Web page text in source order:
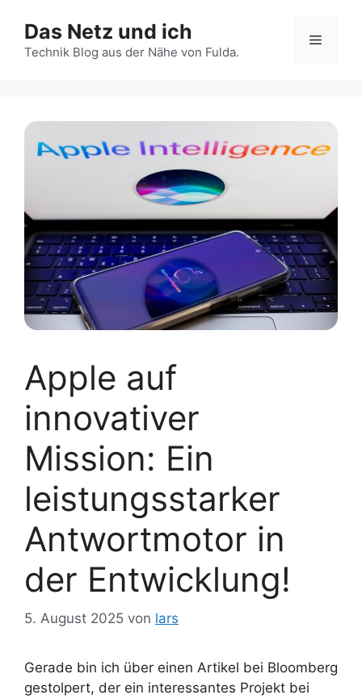
Inhalt
springen
Das Netz und ich
Technik Blog aus der Nähe von Fulda.
Menü
Apple auf
innovativer
Mission: Ein
leistungsstarker
Antwortmotor in
der Entwicklung!
5. August 2025 von lars
Gerade bin ich über einen Artikel bei Bloomberg
gestolpert, der ein interessantes Projekt bei